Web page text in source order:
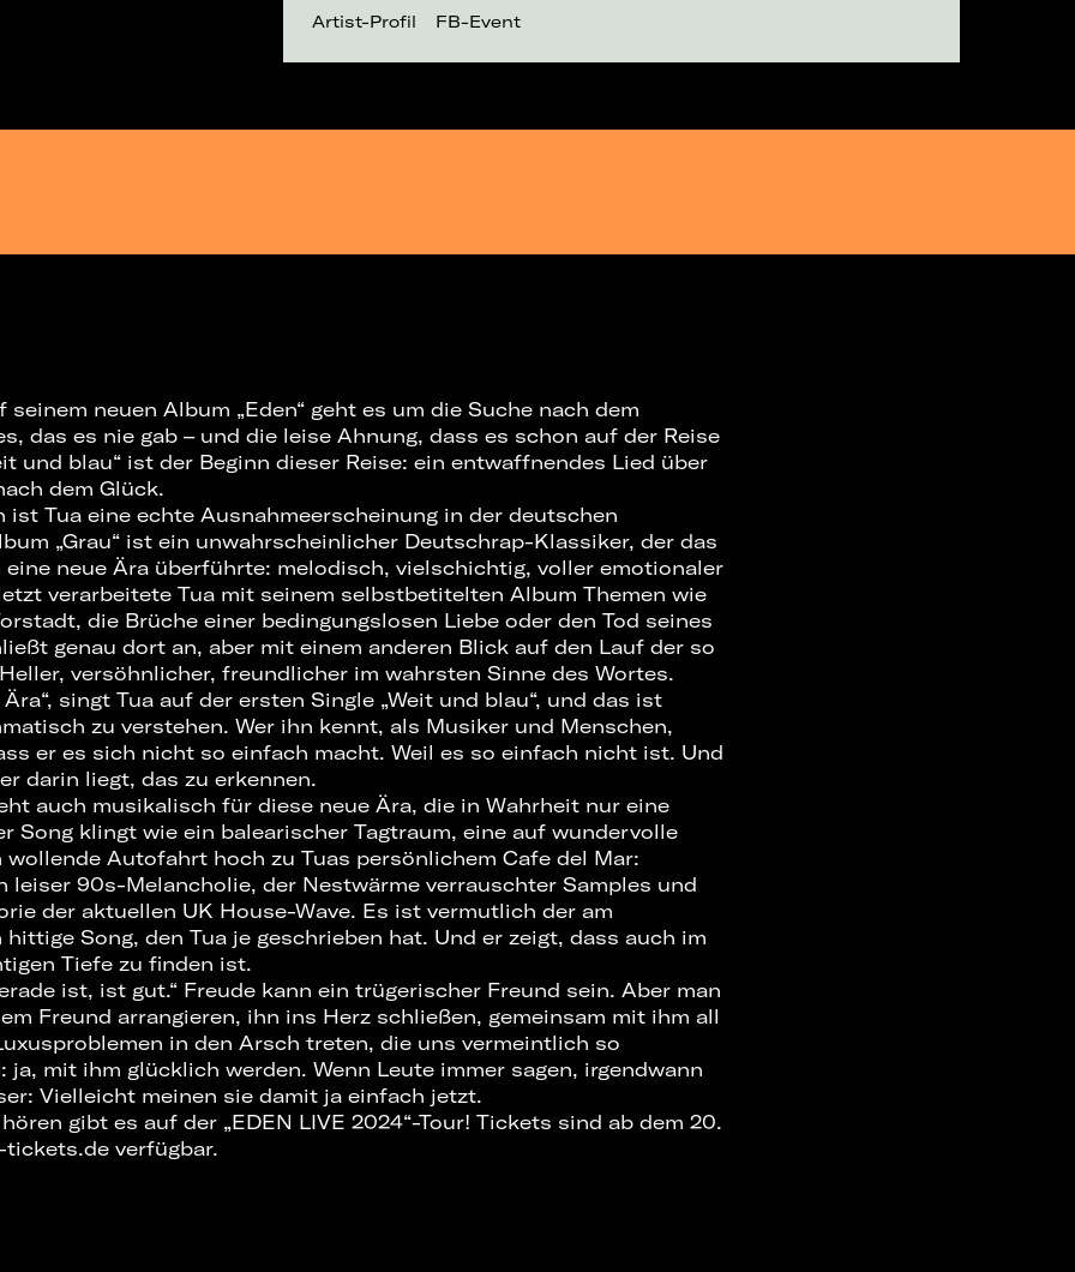
Artist-Profil FB-Event
neuen Album „Eden“ geht es um die Suche nach dem
das es nie gab – und die leise Ahnung, dass es schon auf der Reise
und blau“ ist der Beginn dieser Reise: ein entwaffnendes Lied über
dem Glück.
ist Tua eine echte Ausnahmeerscheinung in der deutschen
„Grau“ ist ein unwahrscheinlicher Deutschrap-Klassiker, der das
eine neue Ära überführte: melodisch, vielschichtig, voller emotionaler
verarbeitete Tua mit seinem selbstbetitelten Album Themen wie
die Brüche einer bedingungslosen Liebe oder den Tod seines
genau dort an, aber mit einem anderen Blick auf den Lauf der so
versöhnlicher, freundlicher im wahrsten Sinne des Wortes.
singt Tua auf der ersten Single „Weit und blau“, und das ist
zu verstehen. Wer ihn kennt, als Musiker und Menschen,
er es sich nicht so einfach macht. Weil es so einfach nicht ist. Und
darin liegt, das zu erkennen.
auch musikalisch für diese neue Ära, die in Wahrheit nur eine
Song klingt wie ein balearischer Tagtraum, eine auf wundervolle
wollende Autofahrt hoch zu Tuas persönlichem Cafe del Mar:
leiser 90s-Melancholie, der Nestwärme verrauschter Samples und
der aktuellen UK House-Wave. Es ist vermutlich der am
Song, den Tua je geschrieben hat. Und er zeigt, dass auch im
Tiefe zu finden ist.
ist, ist gut.“ Freude kann ein trügerischer Freund sein. Aber man
Freund arrangieren, ihn ins Herz schließen, gemeinsam mit ihm all
in den Arsch treten, die uns vermeintlich so
ja, mit ihm glücklich werden. Wenn Leute immer sagen, irgendwann
Vielleicht meinen sie damit ja einfach jetzt.
gibt es auf der „EDEN LIVE 2024“-Tour! Tickets sind ab dem 20.
verfügbar.